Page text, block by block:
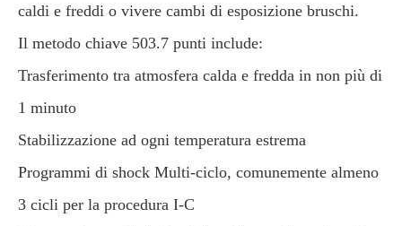
caldi e freddi o vivere cambi di esposizione bruschi.
Il metodo chiave 503.7 punti include:
Trasferimento tra atmosfera calda e fredda in non più di
1 minuto
Stabilizzazione ad ogni temperatura estrema
Programmi di shock Multi-ciclo, comunemente almeno
3 cicli per la procedura I-C